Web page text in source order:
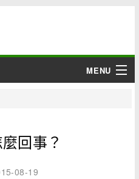
MENU
回事？
08-19